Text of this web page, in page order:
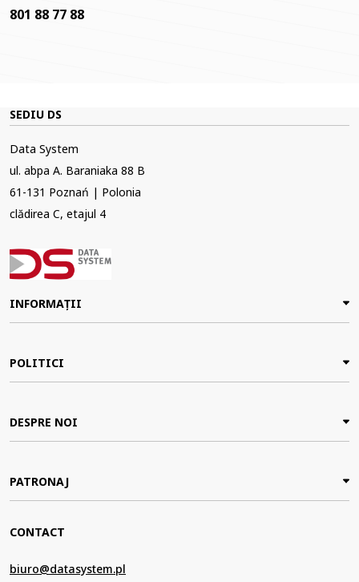
801 88 77 88
SEDIU DS
Data System
ul. abpa A. Baraniaka 88 B
61-131 Poznań | Polonia
clădirea C, etajul 4
INFORMAȚII
POLITICI
DESPRE NOI
PATRONAJ
CONTACT
biuro@datasystem.pl